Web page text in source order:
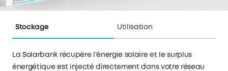
Stockage Utilisation
La Solarbank récupère l’énergie solaire et le surplus
énergétique est injecté directement dans votre réseau